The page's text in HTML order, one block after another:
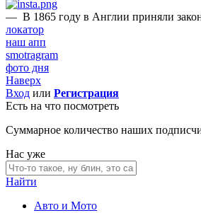
— В 1865 году в Англии приняли
локатор
наш апп
smotragram
фото дня
Наверх
Вход или Регистрация
Есть на что посмотреть
Суммарное количество наших
Нас уже
Найти
Авто и Мото